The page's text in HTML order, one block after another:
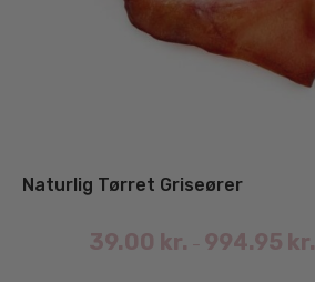
Naturlig Tørret Griseører
39.00 kr. – 994.95 kr.